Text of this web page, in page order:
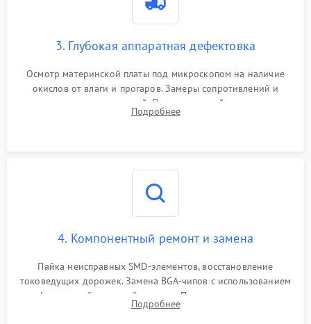
3. Глубокая аппаратная дефектовка
Осмотр материнской платы под микроскопом на наличие
окислов от влаги и прогаров. Замеры сопротивлений и
дежурных напряжений. Проверка цепей питания,
мультиконтроллера, процессора и видеочипа.
Подробнее
4. Компонентный ремонт и замена
Пайка неисправных SMD-элементов, восстановление
токоведущих дорожек. Замена BGA-чипов с использованием
инфракрасной паяльной станции. Прошивка микросхемы
BIOS или замена поврежденных портов USB
Подробнее